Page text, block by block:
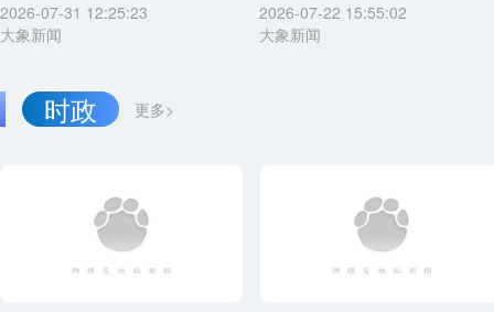
2026-07-31 12:25:23
大象新闻
2026-07-22 15:55:02
大象新闻
更多>
时政